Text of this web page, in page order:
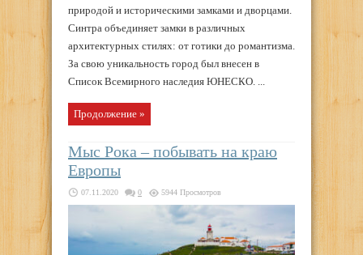
природой и историческими замками и дворцами.
Синтра объединяет замки в различных
архитектурных стилях: от готики до романтизма.
За свою уникальность город был внесен в
Список Всемирного наследия ЮНЕСКО. ...
Продолжение »
Мыс Рока – побывать на краю
Европы
07.11.2020 0 5944 Просмотров